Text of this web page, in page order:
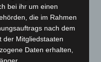
bei ihr um einen
die im Rahmen
nach dem
der Mitgliedstaaten
Daten erhalten,